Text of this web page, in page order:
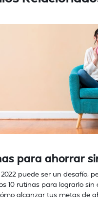
para ahorrar
puede ser un desafío,
10 rutinas para lograrlo sin
alcanzar tus metas de